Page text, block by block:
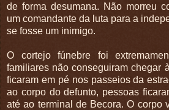
de forma desumana. Não morreu
um comandante da luta para a
se fosse um inimigo.
O cortejo fúnebre foi
familiares não conseguiram chegar
ficaram em pé nos passeios da
ao corpo do defunto, pessoas
até ao terminal de Becora. O corpo